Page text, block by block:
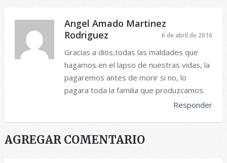
Angel Amado Martinez
Rodriguez
6 de abril de 2016
Gracias a dios,todas las maldades que
hagamos en el lapso de nuestras vidas, la
pagaremos antes de morir si no, lo
pagara toda la familia que produzcamos.
Responder
AGREGAR COMENTARIO